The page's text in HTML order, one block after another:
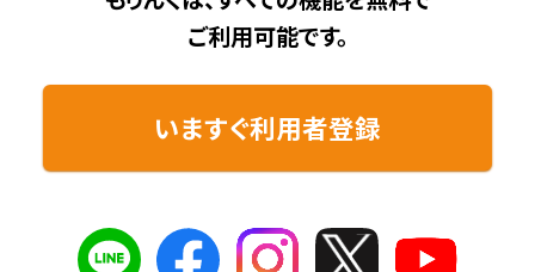
ご利用可能です。
いますぐ利用者登録